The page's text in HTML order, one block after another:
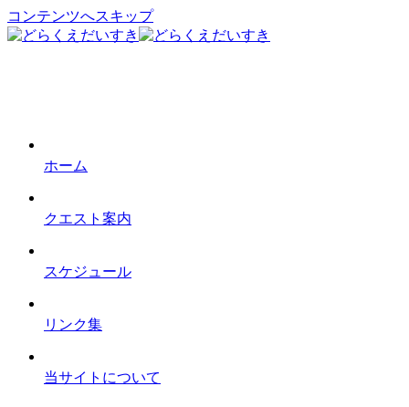
コンテンツへスキップ
ホーム
クエスト案内
スケジュール
リンク集
当サイトについて